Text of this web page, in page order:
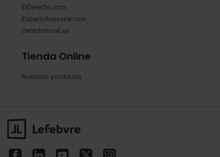
ElDerecho.com
EspacioAsesoria.com
Derecholocal.es
Tienda Online
Nuestros productos